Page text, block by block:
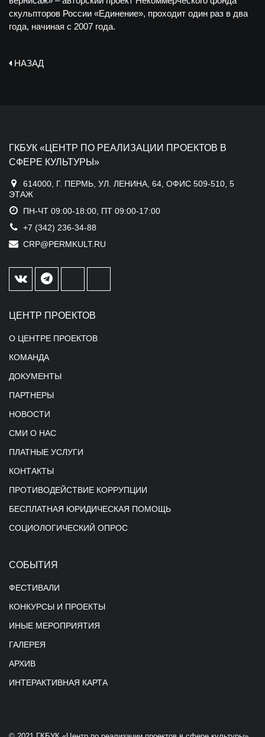
скульпторов России «Единение», проходит один раз в два
года, начиная с 2007 года.
НАЗАД
ГКБУК «ЦЕНТР ПО РЕАЛИЗАЦИИ ПРОЕКТОВ В
СФЕРЕ КУЛЬТУРЫ»
614000, Г. ПЕРМЬ, УЛ. ЛЕНИНА, 64, ОФИС 509-510, 5
ЭТАЖ
ПН-ЧТ 09:00-18:00, ПТ 09:00-17:00
+7 (342) 236-34-88
CRP@PERMKULT.RU
ЦЕНТР ПРОЕКТОВ
О ЦЕНТРЕ ПРОЕКТОВ
КОМАНДА
ДОКУМЕНТЫ
ПАРТНЕРЫ
НОВОСТИ
СМИ О НАС
ПЛАТНЫЕ УСЛУГИ
КОНТАКТЫ
ПРОТИВОДЕЙСТВИЕ КОРРУПЦИИ
БЕСПЛАТНАЯ ЮРИДИЧЕСКАЯ ПОМОЩЬ
СОЦИОЛОГИЧЕСКИЙ ОПРОС
СОБЫТИЯ
ФЕСТИВАЛИ
КОНКУРСЫ И ПРОЕКТЫ
ИНЫЕ МЕРОПРИЯТИЯ
ГАЛЕРЕЯ
АРХИВ
ИНТЕРАКТИВНАЯ КАРТА